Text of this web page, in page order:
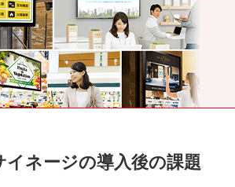
イネージの導入後の課題